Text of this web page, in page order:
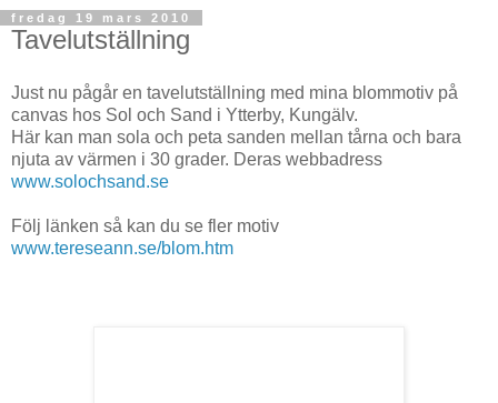
fredag 19 mars 2010
Tavelutställning
Just nu pågår en tavelutställning med mina blommotiv på
canvas hos Sol och Sand i Ytterby, Kungälv.
Här kan man sola och peta sanden mellan tårna och bara
njuta av värmen i 30 grader. Deras webbadress
www.solochsand.se
Följ länken så kan du se fler motiv
www.tereseann.se/blom.htm